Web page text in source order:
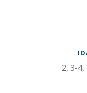
2, 3-4,